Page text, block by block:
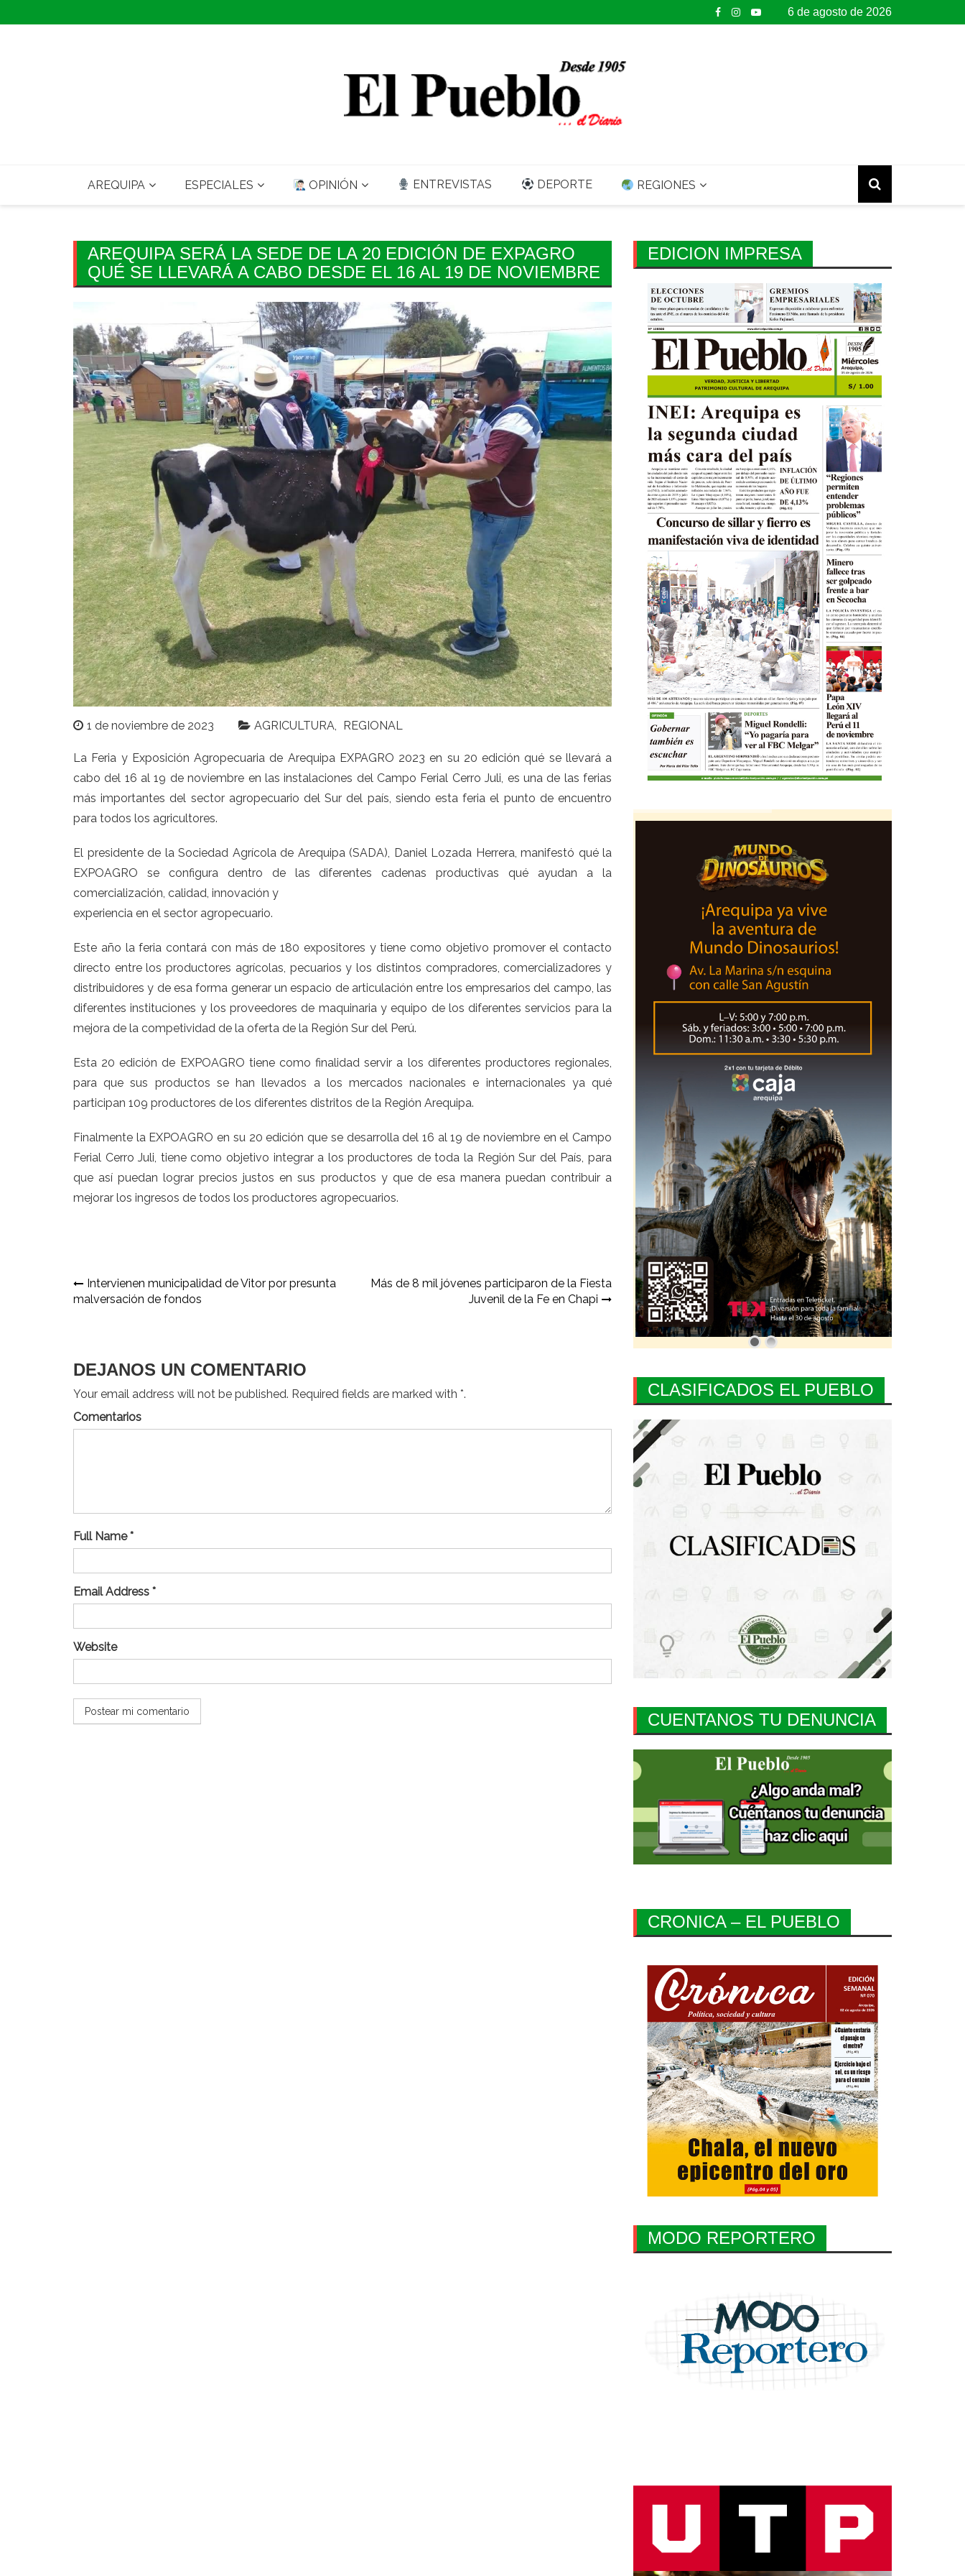
to
6 de agosto de 2026
AREQUIPA ESPECIALES OPINIÓN ENTREVISTAS DEPORTE REGIONES
AREQUIPA SERÁ LA SEDE DE LA 20 EDICIÓN DE EXPAGRO
QUÉ SE LLEVARÁ A CABO DESDE EL 16 AL 19 DE NOVIEMBRE
1 de noviembre de 2023 AGRICULTURA REGIONAL
La Feria y Exposición Agropecuaria de Arequipa EXPAGRO 2023 en su 20 edición qué se llevará a
cabo del 16 al 19 de noviembre en las instalaciones del Campo Ferial Cerro Juli, es una de las ferias
más importantes del sector agropecuario del Sur del país, siendo esta feria el punto de encuentro
para todos los agricultores.
El presidente de la Sociedad Agrícola de Arequipa (SADA), Daniel Lozada Herrera, manifestó qué la
EXPOAGRO se configura dentro de las diferentes cadenas productivas qué ayudan a la
comercialización, calidad, innovación y
experiencia en el sector agropecuario.
Este año la feria contará con más de 180 expositores y tiene como objetivo promover el contacto
directo entre los productores agrícolas, pecuarios y los distintos compradores, comercializadores y
distribuidores y de esa forma generar un espacio de articulación entre los empresarios del campo, las
diferentes instituciones y los proveedores de maquinaria y equipo de los diferentes servicios para la
mejora de la competividad de la oferta de la Región Sur del Perú.
Esta 20 edición de EXPOAGRO tiene como finalidad servir a los diferentes productores regionales,
para que sus productos se han llevados a los mercados nacionales e internacionales ya qué
participan 109 productores de los diferentes distritos de la Región Arequipa.
Finalmente la EXPOAGRO en su 20 edición que se desarrolla del 16 al 19 de noviembre en el Campo
Ferial Cerro Juli, tiene como objetivo integrar a los productores de toda la Región Sur del País, para
que así puedan lograr precios justos en sus productos y que de esa manera puedan contribuir a
mejorar los ingresos de todos los productores agropecuarios.
Navegación
de
Intervienen municipalidad de Vitor por presunta
malversación de fondos
Más de 8 mil jóvenes participaron de la Fiesta
Juvenil de la Fe en Chapi
DEJANOS UN COMENTARIO
Your email address will not be published. Required fields are marked with *.
Comentarios
Full Name *
Email Address *
Website
EDICION IMPRESA
CLASIFICADOS EL PUEBLO
CUENTANOS TU DENUNCIA
CRONICA – EL PUEBLO
MODO REPORTERO